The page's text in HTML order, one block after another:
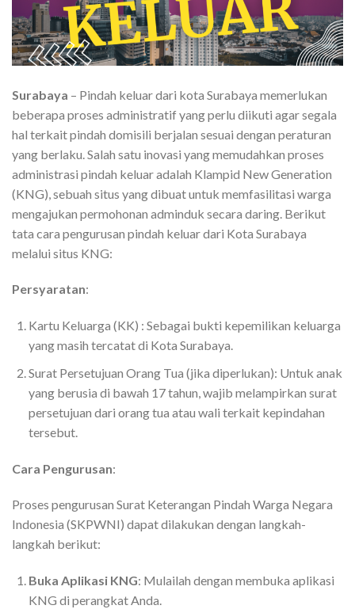
Surabaya – Pindah keluar dari kota Surabaya memerlukan
beberapa proses administratif yang perlu diikuti agar segala
hal terkait pindah domisili berjalan sesuai dengan peraturan
yang berlaku. Salah satu inovasi yang memudahkan proses
administrasi pindah keluar adalah Klampid New Generation
(KNG), sebuah situs yang dibuat untuk memfasilitasi warga
mengajukan permohonan adminduk secara daring. Berikut
tata cara pengurusan pindah keluar dari Kota Surabaya
melalui situs KNG:
Persyaratan:
Kartu Keluarga (KK) : Sebagai bukti kepemilikan keluarga
yang masih tercatat di Kota Surabaya.
Surat Persetujuan Orang Tua (jika diperlukan): Untuk anak
yang berusia di bawah 17 tahun, wajib melampirkan surat
persetujuan dari orang tua atau wali terkait kepindahan
tersebut.
Cara Pengurusan:
Proses pengurusan Surat Keterangan Pindah Warga Negara
Indonesia (SKPWNI) dapat dilakukan dengan langkah-
langkah berikut:
Buka Aplikasi KNG: Mulailah dengan membuka aplikasi
KNG di perangkat Anda.